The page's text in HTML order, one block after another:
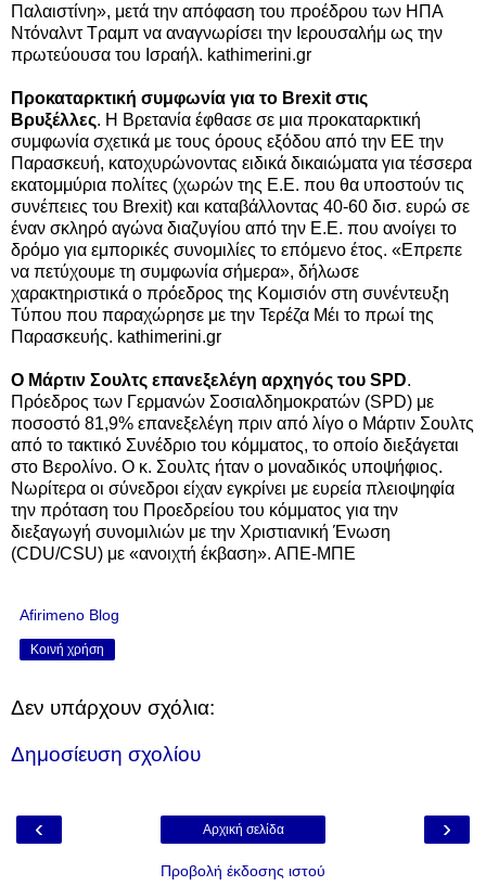
Παλαιστίνη», μετά την απόφαση του προέδρου των ΗΠΑ
Ντόναλντ Τραμπ να αναγνωρίσει την Ιερουσαλήμ ως την
πρωτεύουσα του Ισραήλ. kathimerini.gr
Προκαταρκτική συμφωνία για το Brexit στις
Βρυξέλλες. Η Βρετανία έφθασε σε μια προκαταρκτική
συμφωνία σχετικά με τους όρους εξόδου από την ΕΕ την
Παρασκευή, κατοχυρώνοντας ειδικά δικαιώματα για τέσσερα
εκατομμύρια πολίτες (χωρών της Ε.Ε. που θα υποστούν τις
συνέπειες του Brexit) και καταβάλλοντας 40-60 δισ. ευρώ σε
έναν σκληρό αγώνα διαζυγίου από την Ε.Ε. που ανοίγει το
δρόμο για εμπορικές συνομιλίες το επόμενο έτος. «Επρεπε
να πετύχουμε τη συμφωνία σήμερα», δήλωσε
χαρακτηριστικά ο πρόεδρος της Κομισιόν στη συνέντευξη
Τύπου που παραχώρησε με την Τερέζα Μέι το πρωί της
Παρασκευής. kathimerini.gr
Ο Μάρτιν Σουλτς επανεξελέγη αρχηγός του SPD.
Πρόεδρος των Γερμανών Σοσιαλδημοκρατών (SPD) με
ποσοστό 81,9% επανεξελέγη πριν από λίγο ο Μάρτιν Σουλτς
από το τακτικό Συνέδριο του κόμματος, το οποίο διεξάγεται
στο Βερολίνο. Ο κ. Σουλτς ήταν ο μοναδικός υποψήφιος.
Νωρίτερα οι σύνεδροι είχαν εγκρίνει με ευρεία πλειοψηφία
την πρόταση του Προεδρείου του κόμματος για την
διεξαγωγή συνομιλιών με την Χριστιανική Ένωση
(CDU/CSU) με «ανοιχτή έκβαση». ΑΠΕ-ΜΠΕ
Afirimeno Blog
Κοινή χρήση
Δεν υπάρχουν σχόλια:
Δημοσίευση σχολίου
‹ ›
Αρχική σελίδα
Προβολή έκδοσης ιστού